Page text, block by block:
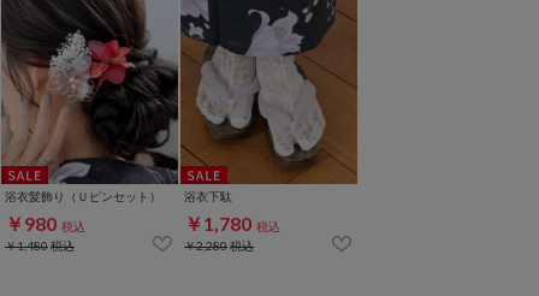
浴衣髪飾り（Ｕピンセット）
￥980 税込
￥1,480税込
浴衣下駄
￥1,780 税込
￥2,280税込